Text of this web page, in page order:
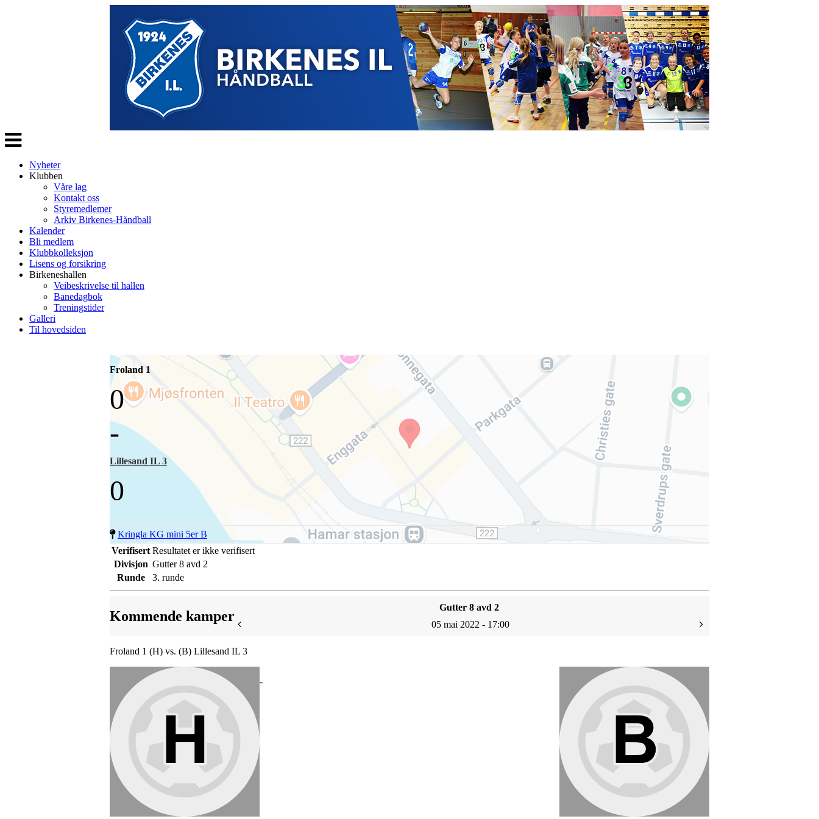
Veksle
navigasjon
Nyheter
Klubben
Våre lag
Kontakt oss
Styremedlemer
Arkiv Birkenes-Håndball
Kalender
Bli medlem
Klubbkolleksjon
Lisens og forsikring
Birkeneshallen
Veibeskrivelse til hallen
Banedagbok
Treningstider
Galleri
Til hovedsiden
Froland 1
0
-
Lillesand IL 3
0
Kringla KG mini 5er B
Verifisert Resultatet er ikke verifisert
Divisjon Gutter 8 avd 2
Runde
3. runde
Kommende kamper
Gutter 8 avd 2
05 mai 2022 - 17:00
Froland 1 (H) vs. (B) Lillesand IL 3
-